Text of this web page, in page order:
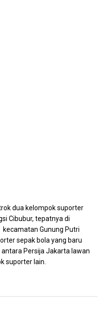
dua kelompok suporter
Cibubur, tepatnya di
Gunung Putri
sepak bola yang baru
Persija Jakarta lawan
suporter lain.